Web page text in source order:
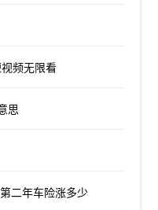
频无限看
思
二年车险涨多少